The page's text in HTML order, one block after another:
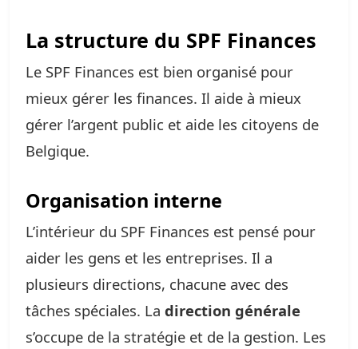
La structure du SPF Finances
Le SPF Finances est bien organisé pour
mieux gérer les finances. Il aide à mieux
gérer l’argent public et aide les citoyens de
Belgique.
Organisation interne
L’intérieur du SPF Finances est pensé pour
aider les gens et les entreprises. Il a
plusieurs directions, chacune avec des
tâches spéciales. La direction générale
s’occupe de la stratégie et de la gestion. Les